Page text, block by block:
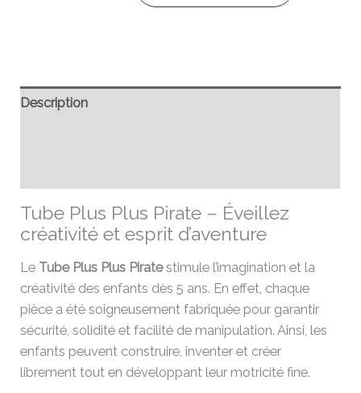
Description
Tube Plus Plus Pirate – Éveillez
créativité et esprit d’aventure
Le Tube Plus Plus Piratestimule l’imagination et la
créativité des enfants dès 5 ans. En effet, chaque
pièce a été soigneusement fabriquée pour garantir
sécurité, solidité et facilité de manipulation. Ainsi, les
enfants peuvent construire, inventer et créer
librement tout en développant leur motricité fine.